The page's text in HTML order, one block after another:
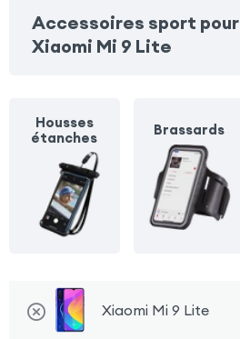
Accessoires sport pour
Xiaomi Mi 9 Lite
Housses
étanches
Brassards
Xiaomi Mi 9 Lite